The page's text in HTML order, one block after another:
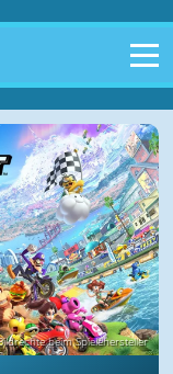
beim Spielehersteller